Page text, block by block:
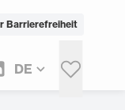
Barrierefreiheit
DE